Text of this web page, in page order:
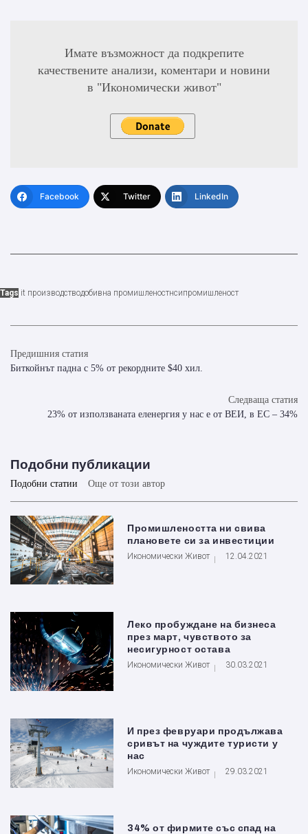
Имате възможност да подкрепите
качествените анализи, коментари и новини
в "Икономически живот"
Facebook Twitter LinkedIn
Tags it производстводобивна промишленостнсипромишленост
Предишния статия
Биткойнът падна с 5% от рекордните $40 хил.
Следваща статия
23% от използваната еленергия у нас е от ВЕИ, в ЕС – 34%
Подобни публикации
Подобни статии Още от този автор
Промишлеността ни свива
плановете си за инвестиции
Икономически Живот 12.04.2021
Леко пробуждане на бизнеса
през март, чувството за
несигурност остава
Икономически Живот 30.03.2021
И през февруари продължава
сривът на чуждите туристи у
нас
Икономически Живот 29.03.2021
34% от фирмите със спад на